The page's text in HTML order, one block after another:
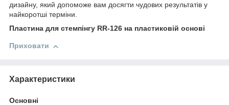
дизайну, який допоможе вам досягти чудових результатів у
найкоротші терміни.
Пластина для стемпінгу RR-126 на пластиковій основі
Приховати
Характеристики
Основні